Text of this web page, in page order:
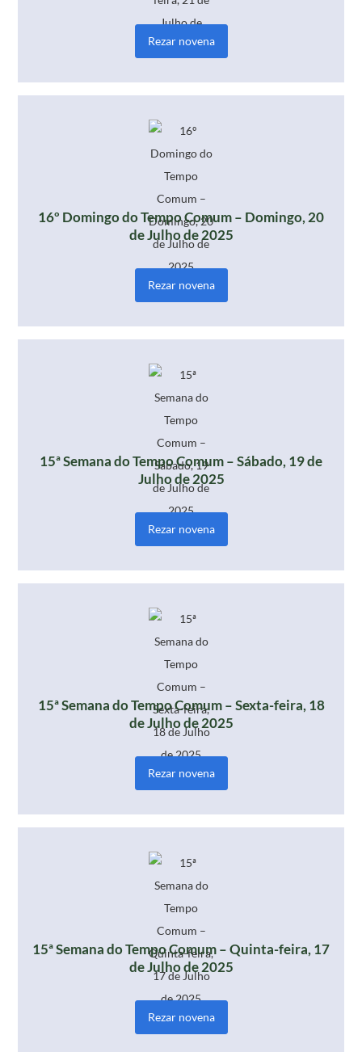
Rezar novena
16º Domingo do Tempo Comum – Domingo, 20
de Julho de 2025
Rezar novena
15ª Semana do Tempo Comum – Sábado, 19 de
Julho de 2025
Rezar novena
15ª Semana do Tempo Comum – Sexta-feira, 18
de Julho de 2025
Rezar novena
15ª Semana do Tempo Comum – Quinta-feira, 17
de Julho de 2025
Rezar novena